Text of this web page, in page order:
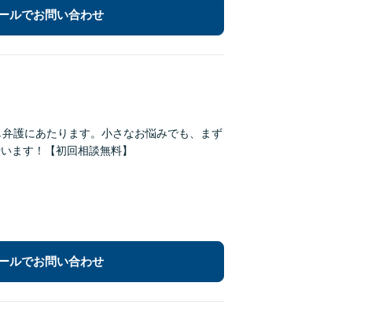
ルでお問い合わせ
護にあたります。小さなお悩みでも、まず
ます！【初回相談無料】
ルでお問い合わせ